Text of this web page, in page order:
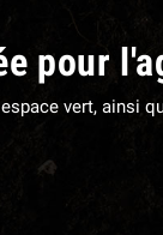
pour
vert, ainsi